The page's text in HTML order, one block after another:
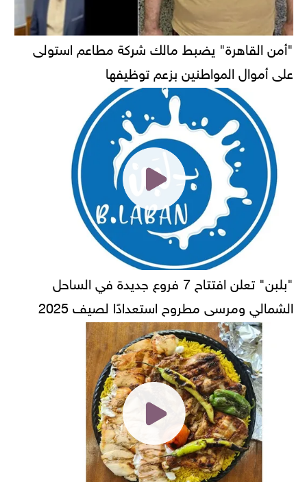
"أمن القاهرة" يضبط مالك شركة مطاعم استولى
على أموال المواطنين بزعم توظيفها
"بلبن" تعلن افتتاح 7 فروع جديدة في الساحل
الشمالي ومرسى مطروح استعدادًا لصيف 2025